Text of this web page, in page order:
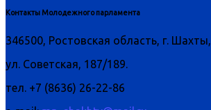
Контакты Молодежного парламента
346500, Ростовская область, г. Шахты,
ул. Советская, 187/189.
тел. +7 (8636) 26-22-86